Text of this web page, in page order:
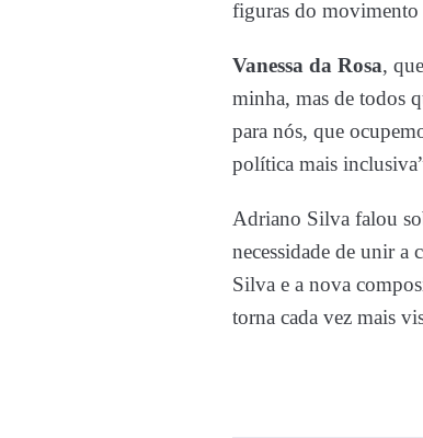
figuras do movimento
Vanessa da Rosa,
minha, mas de todos
para nós, que
política mais
Adriano Silva falou
necessidade de unir a
Silva e a nova
torna cada vez mais